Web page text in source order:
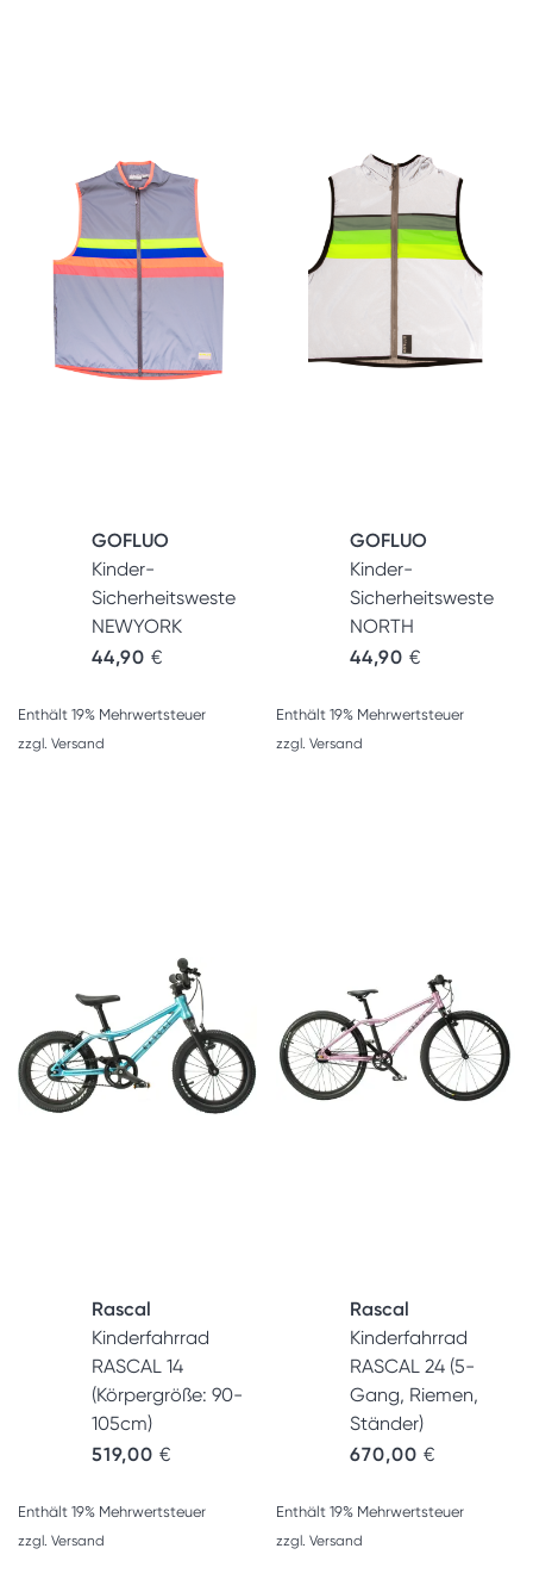
GOFLUO
Kinder-
Sicherheitsweste
NEWYORK
44,90 €
Enthält 19% Mehrwertsteuer
zzgl. Versand
GOFLUO
Kinder-
Sicherheitsweste
NORTH
44,90 €
Enthält 19% Mehrwertsteuer
zzgl. Versand
Rascal
Kinderfahrrad
RASCAL 14
(Körpergröße: 90-
105cm)
519,00 €
Enthält 19% Mehrwertsteuer
zzgl. Versand
Rascal
Kinderfahrrad
RASCAL 24 (5-
Gang, Riemen,
Ständer)
670,00 €
Enthält 19% Mehrwertsteuer
zzgl. Versand